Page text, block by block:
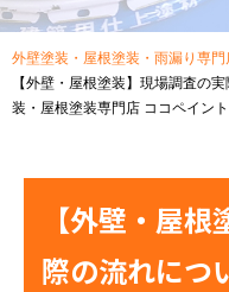
外壁塗装・屋根塗装・雨漏り専門
【外壁・屋根塗装】現場調査の
装・屋根塗装専門店 ココペイント
【外壁・屋
際の流れにつ